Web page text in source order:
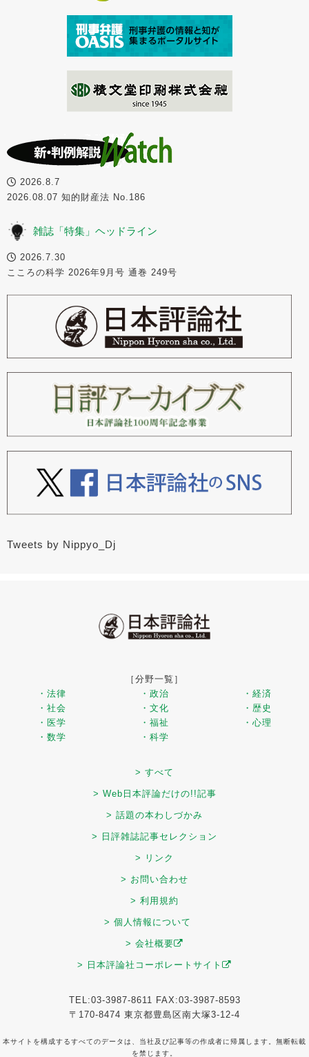
2026.8.7
2026.08.07 知的財産法 No.186
雑誌「特集」ヘッドライン
2026.7.30
こころの科学 2026年9月号 通巻 249号
Tweets by Nippyo_Dj
［分野一覧］
・法律
・政治
・経済
・社会
・文化
・歴史
・医学
・福祉
・心理
・数学
・科学
> すべて
> Web日本評論だけの!!記事
> 話題の本わしづかみ
> 日評雑誌記事セレクション
> リンク
> お問い合わせ
> 利用規約
> 個人情報について
> 会社概要
> 日本評論社コーポレートサイト
TEL:03-3987-8611 FAX:03-3987-8593
〒170-8474 東京都豊島区南大塚3-12-4
本サイトを構成するすべてのデータは、当社及び記事等の作成者に帰属します。無断転載
を禁じます。